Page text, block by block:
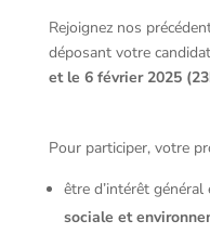
Rejoignez nos
déposant votre
et le 6 février 2025
Pour participer, votre
être d’intérêt
sociale et